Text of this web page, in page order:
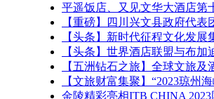
平遥饭店、又见文华大酒店第
【重磅】四川兴文县政府代表
【头条】新时代征程文化发展
【头条】世界酒店联盟与布加
【五洲钻石之旅】全球文旅及
【文旅财富集聚】“2023琼州
金陵精彩亮相ITB CHINA